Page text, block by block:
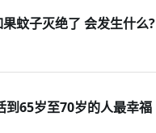
蚊子灭绝了 会发生什么?
到65岁至70岁的人最幸福